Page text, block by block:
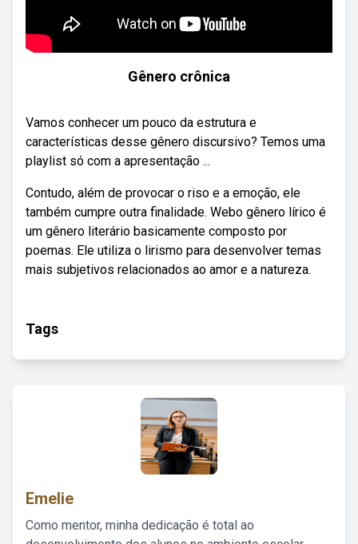
Gênero crônica
Vamos conhecer um pouco da estrutura e
características desse gênero discursivo? Temos uma
playlist só com a apresentação ...
Contudo, além de provocar o riso e a emoção, ele
também cumpre outra finalidade. Webo gênero lírico é
um gênero literário basicamente composto por
poemas. Ele utiliza o lirismo para desenvolver temas
mais subjetivos relacionados ao amor e a natureza.
Tags
Emelie
Como mentor, minha dedicação é total ao